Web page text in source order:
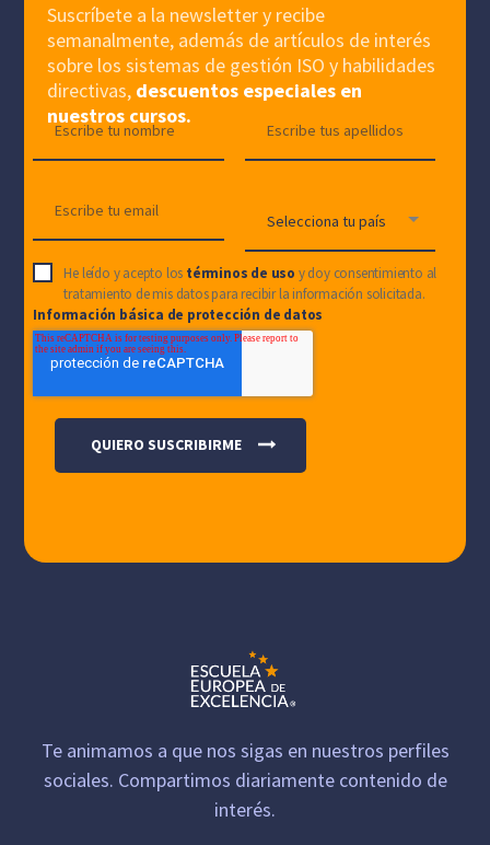
Suscríbete a la newsletter y recibe
semanalmente, además de artículos de interés
sobre los sistemas de gestión ISO y habilidades
directivas, descuentos especiales en
nuestros cursos.
He leído y acepto los términos de uso y doy consentimiento al
tratamiento de mis datos para recibir la información solicitada.
Información básica de protección de datos
Te animamos a que nos sigas en nuestros perfiles
sociales. Compartimos diariamente contenido de
interés.